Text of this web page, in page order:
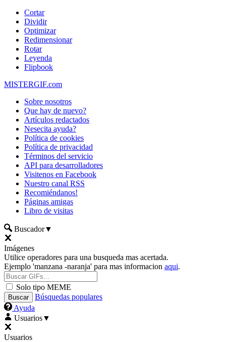
Cortar
Dividir
Optimizar
Redimensionar
Rotar
Leyenda
Flipbook
MISTERGIF.com
Sobre nosotros
Que hay de nuevo?
Artículos redactados
Nesecita ayuda?
Política de cookies
Política de privacidad
Términos del servicio
API para desarrolladores
Visitenos en Facebook
Nuestro canal RSS
Recomiéndanos!
Páginas amigas
Libro de visitas
Buscador▼
Imágenes
Utilice operadores para una busqueda mas acertada.
Ejemplo 'manzana -naranja' para mas informacion aqui.
Solo tipo MEME
Búsquedas populares
Ayuda
Usuarios▼
Usuarios